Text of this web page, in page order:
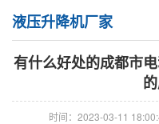
液压升降机厂家
有什么好处的成都市
时间：2023-03-11